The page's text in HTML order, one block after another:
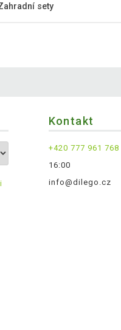
sety
Kontakt
+420 777 961 768
16:00
info@dilego.cz